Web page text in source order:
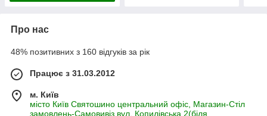
Про нас
48% позитивних з 160 відгуків за рік
Працює з 31.03.2012
м. Київ
місто Київ Святошино центральний офіс, Магазин-Стіл
замовлень-Самовивіз вул. Копилівська 2(біля